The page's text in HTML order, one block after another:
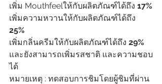
เพิ่ม Mouthfeelให้กับผลิตภัณฑ์ได้ถึง 17%
เพิ่มความหวานให้กับผลิตภัณฑ์ได้ถึง
25%
เพิ่มกลิ่นครีมให้กับผลิตภัณฑ์ได้ถึง 29%
และยังสามารถเพิ่มรสชาติ และความชอบ
ได้
หมายเหตุ : ทดสอบการชิมโดยผู้ชิมที่ผ่าน